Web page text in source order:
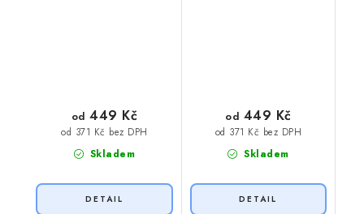
Skladem
od 371 Kč bez DPH
od 449 Kč
Skladem
od 371 Kč bez DPH
od 449 Kč